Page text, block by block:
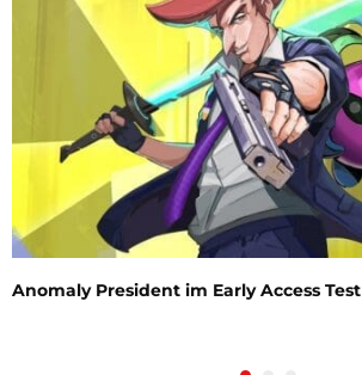
Anomaly President im Early Access Test